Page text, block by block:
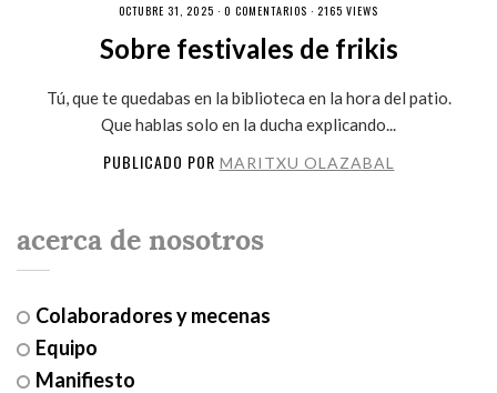
OCTUBRE 31, 2025 · 0 COMENTARIOS · 2165 VIEWS
Sobre festivales de frikis
Tú, que te quedabas en la biblioteca en la hora del patio.
Que hablas solo en la ducha explicando...
PUBLICADO POR MARITXU OLAZABAL
acerca de nosotros
Colaboradores y mecenas
Equipo
Manifiesto